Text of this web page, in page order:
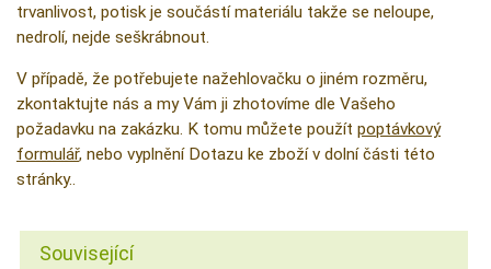
trvanlivost, potisk je součástí materiálu takže se neloupe,
nedrolí, nejde seškrábnout.
V případě, že potřebujete nažehlovačku o jiném rozměru,
zkontaktujte nás a my Vám ji zhotovíme dle Vašeho
požadavku na zakázku. K tomu můžete použít poptávkový
formulář, nebo vyplnění Dotazu ke zboží v dolní části této
stránky..
Související